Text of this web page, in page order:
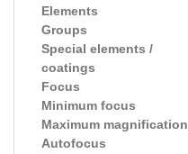
Elements
Groups
Special elements /
coatings
Focus
Minimum focus
Maximum magnification
Autofocus